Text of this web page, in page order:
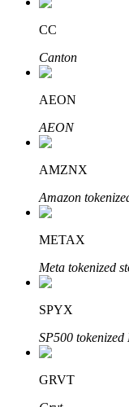
學習理財
了解如何賺取穩
CC
Canton
AEON
AEON
AMZNX
Amazon
METAX
Meta tokenized
SPYX
SP500
GRVT